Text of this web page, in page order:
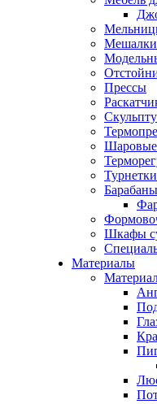
Мешалки
Прессы
Турнетки
Шкафы
Материалы